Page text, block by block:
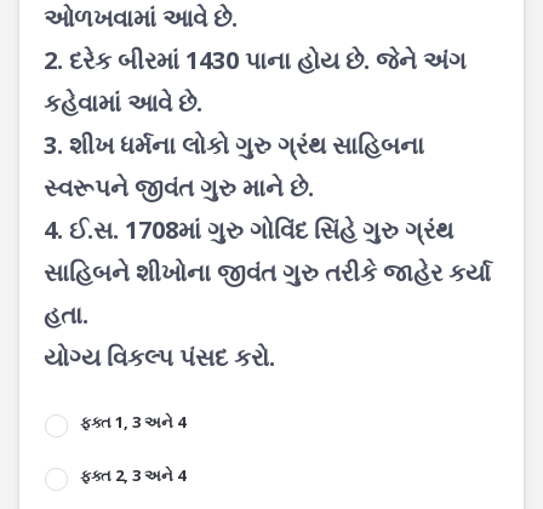
ઓળખવામાં આવે છે.
2. દરેક બીરમાં 1430 પાના હોય છે. જેને અંગ
કહેવામાં આવે છે.
3. શીખ ધર્મના લોકો ગુરુ ગ્રંથ સાહિબના
સ્વરૂપને જીવંત ગુરુ માને છે.
4. ઈ.સ. 1708માં ગુરુ ગોવિંદ સિંહે ગુરુ ગ્રંથ
સાહિબને શીખોના જીવંત ગુરુ તરીકે જાહેર કર્યા
હતા.
યોગ્ય વિકલ્પ પંસદ કરો.
ફક્ત 1, 3 અને 4
ફક્ત 2, 3 અને 4